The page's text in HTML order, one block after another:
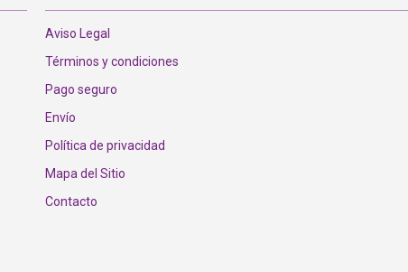
Aviso Legal
Términos y condiciones
Pago seguro
Envío
Política de privacidad
Mapa del Sitio
Contacto